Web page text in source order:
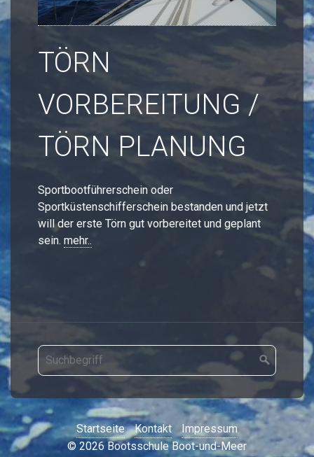
TÖRN
VORBEREITUNG /
TÖRN PLANUNG
Sportbootführerschein oder
Sportküstenschifferschein bestanden und jetzt
will der erste Törn gut vorbereitet und geplant
sein. mehr..
Startseite Kontakt
Impressum
© 2026 Bootsschule Boot-und-Meer